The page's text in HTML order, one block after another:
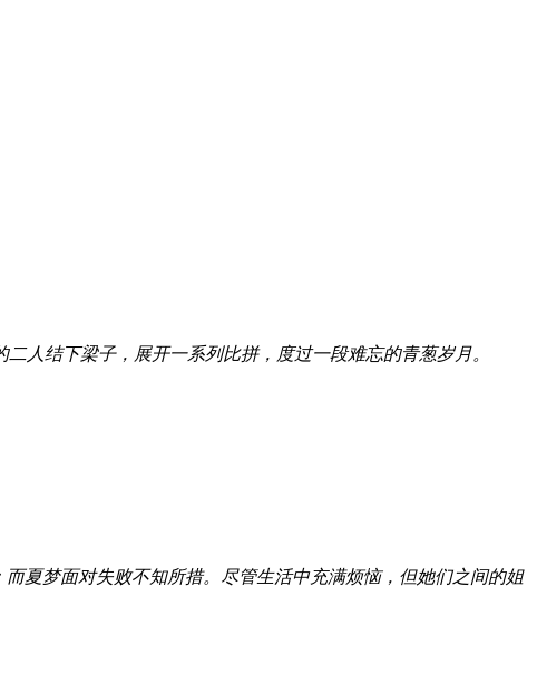
人结下梁子，展开一系列比拼，度过一段难忘的青葱岁月。
夏梦面对失败不知所措。尽管生活中充满烦恼，但她们之间的姐